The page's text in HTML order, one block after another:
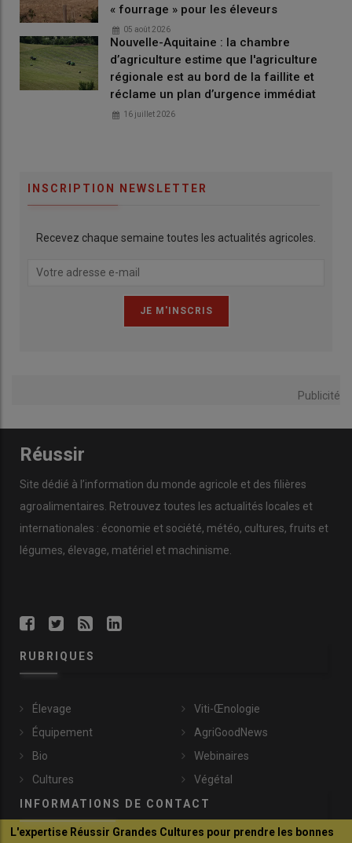
France (et non dans l’UE comme prévu initialement). Soit «
deux dispositions contraires au droit européen
ministère de l’Agriculture.
Loi d’urgence agricole : l’introduction de
prix planchers
inopérante » l’extension de l’expérimentation de tunnels de
réécriture au Sénat.
L'Assemblée nationale vient
agricoles. C'est une étape décisive.
Ce texte, c'est une réponse
concrète, construite avec les
agriculteurs, pour les agriculteurs,
autour d'un…
pic.twitter.com/Lc59DERGKw
— Annie Genevard (@AnnieGenevard)
Lire aussi :
fait réagir
Trois changements par
ordonnances de la loi d’urgence
agricole acceptés par les députés
« fourrage » pour les éleveurs
05 août 2026
Nouvelle-Aquitaine : la chambre
d’agriculture estime que l'agriculture
régionale est au bord de la faillite et
réclame un plan d’urgence immédiat
16 juillet 2026
INSCRIPTION NEWSLETTER
Recevez chaque semaine toutes les actualités agricoles.
Publicité
Réussir
Site dédié à l’information du monde agricole et des filières
agroalimentaires. Retrouvez toutes les actualités locales et
internationales : économie et société, météo, cultures, fruits et
légumes, élevage, matériel et machinisme.
RUBRIQUES
Élevage
Équipement
Bio
Cultures
Viti-Œnologie
AgriGoodNews
Webinaires
Végétal
INFORMATIONS DE CONTACT
L'expertise Réussir Grandes Cultures pour prendre les bonnes